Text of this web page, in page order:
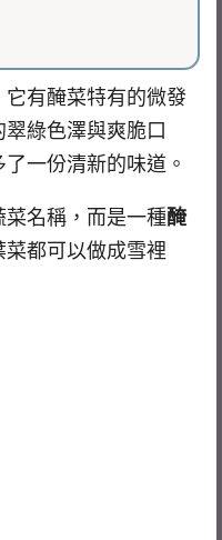
它有醃菜特有的微發
綠色澤與爽脆口
一份清新的味道。
名稱，而是一種醃
菜都可以做成雪裡